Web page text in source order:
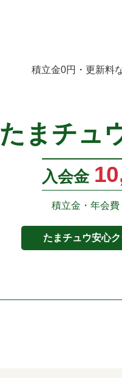
積立金0円・更新料
たまチュ
入会金
積立金・年会
たまチュウ安心